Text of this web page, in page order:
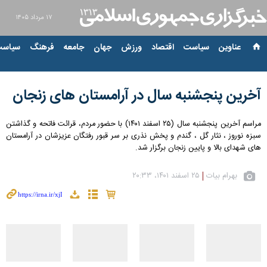
۱۷ مرداد ۱۴۰۵
عناوین‌ سیاست اقتصاد ورزش جهان جامعه فرهنگ
آخرین پنجشنبه سال در آرامستان های زنجان
مراسم آخرین پنجشنبه سال (۲۵ اسفند ۱۴۰۱) با حضور مردم، قرائت فاتحه و گذاشتن
سبزه نوروز ، نثار گل ، گندم و پخش نذری بر سر قبور رفتگان عزیزشان در آرامستان
های شهدای بالا و پایین زنجان برگزار شد.
بهرام بیات ۲۵ اسفند ۱۴۰۱، ۲۰:۳۳